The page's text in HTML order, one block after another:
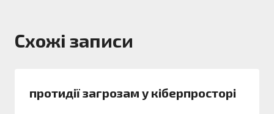
Схожі записи
протидії загрозам у кіберпросторі